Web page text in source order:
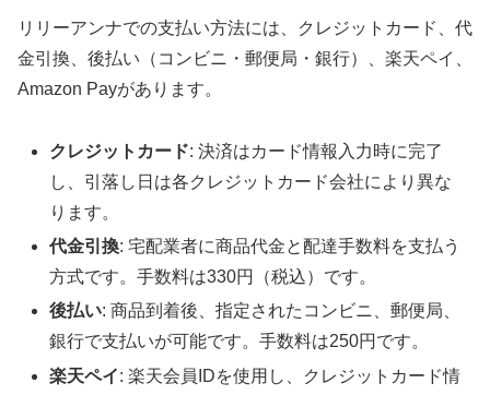
リリーアンナでの支払い方法には、クレジットカード、代
金引換、後払い（コンビニ・郵便局・銀行）、楽天ペイ、
Amazon Payがあります。
クレジットカード: 決済はカード情報入力時に完了
し、引落し日は各クレジットカード会社により異な
ります。
代金引換: 宅配業者に商品代金と配達手数料を支払う
方式です。手数料は330円（税込）です。
後払い: 商品到着後、指定されたコンビニ、郵便局、
銀行で支払いが可能です。手数料は250円です。
楽天ペイ: 楽天会員IDを使用し、クレジットカード情